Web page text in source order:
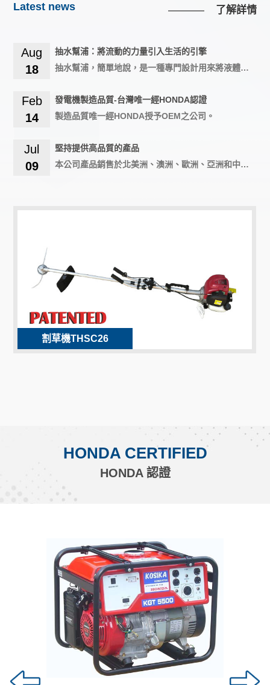
Latest news 了解詳情
Aug
18
抽水幫浦：將流動的力量引入生活的引擎
抽水幫浦，簡單地說，是一種專門設計用來將液體從低處抽升至高處的裝置。這項技術的原理基於流體力學，透過創造壓力差，讓液體能夠順利被抽升，並在需要的位置進行供應或排放。抽水幫浦在各種場景下都發揮著關鍵作用，從家庭生活到工業生產，無不影響著現代社會的運作。抽水幫浦的設計可以相當多樣，根據不同的需求和應用場景，有著不同的型號和驅動方式。無論是將水源抽升至儲水庫、解決積水問題，還是將液體運輸至生產線，抽水幫浦都是實現這些任務不可或缺的工具。
Feb
14
發電機製造品質-台灣唯一經HONDA認證
製造品質唯一經HONDA授予OEM之公司。
Jul
09
堅持提供高品質的產品
本公司產品銷售於北美洲、澳洲、歐洲、亞洲和中東等各國家。
割草機THSC26
HONDA CERTIFIED
HONDA 認證